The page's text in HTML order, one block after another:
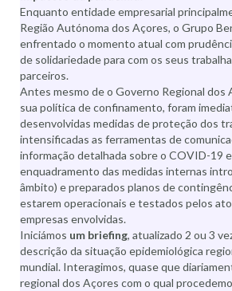
Enquanto entidade empresarial
Região Autónoma dos Açores, o Grupo
enfrentado o momento atual com
de solidariedade para com os seus
parceiros.
Antes mesmo de o Governo Regional dos
sua política de confinamento, foram
desenvolvidas medidas de proteção dos
intensificadas as ferramentas de
informação detalhada sobre o COVID-19
enquadramento das medidas internas
âmbito) e preparados planos de
estarem operacionais e testados pelos
empresas envolvidas.
Iniciámos um briefing, atualizado 2 ou 3
descrição da situação epidemiológica
mundial. Interagimos, quase que
regional dos Açores com o qual